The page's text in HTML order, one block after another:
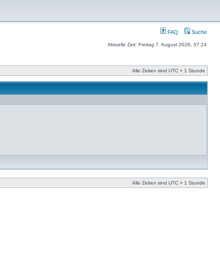
FAQ Suche
Aktuelle Zeit: Freitag 7. August 2026, 07:24
Alle Zeiten sind UTC + 1 Stunde
Alle Zeiten sind UTC + 1 Stunde